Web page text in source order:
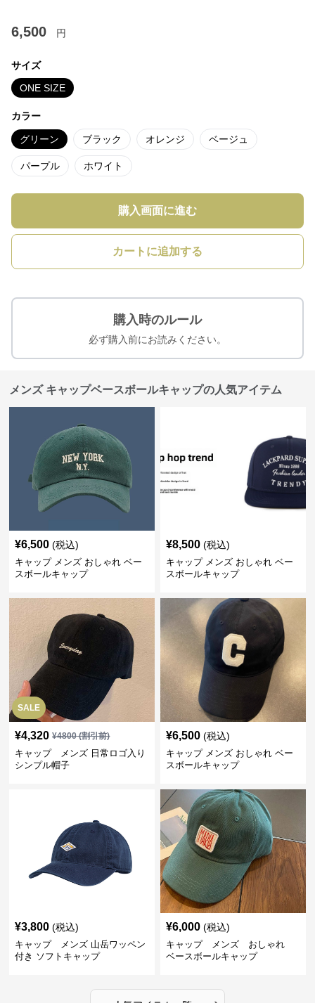
6,500 円
サイズ
ONE SIZE
カラー
グリーン ブラック オレンジ ベージュ
パープル ホワイト
購入画面に進む
カートに追加する
購入時のルール
必ず購入前にお読みください。
メンズ キャップベースボールキャップの人気アイテム
¥6,500 (税込)
キャップ メンズ おしゃれ ベー
スボールキャップ
¥8,500 (税込)
キャップ メンズ おしゃれ ベー
スボールキャップ
SALE
¥4,320 ¥4800(割引前)
キャップ メンズ 日常ロゴ入り
シンプル帽子
¥6,500 (税込)
キャップ メンズ おしゃれ ベー
スボールキャップ
¥3,800 (税込)
キャップ メンズ 山岳ワッペン
付き ソフトキャップ
¥6,000 (税込)
キャップ メンズ おしゃれ
ベースボールキャップ